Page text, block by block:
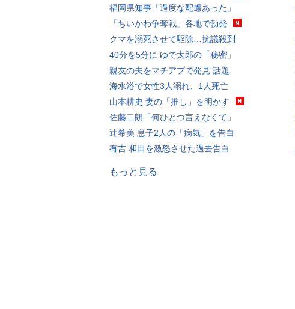
福岡県知事「過度な配慮あった」
「ちいかわ争奪戦」各地で勃発
クマを溺死させて駆除…抗議殺到
40分を5分に ゆで太郎の「秘密」
親友の夫をマチアプで発見 話題
海水浴で女性3人溺れ、1人死亡
山本耕史 妻の「推し」を明かす
佐藤二朗「何ひとつ言えなくて」
辻希美 息子2人の「病気」を告白
有吉 和田を激怒させた過去告白
もっと見る